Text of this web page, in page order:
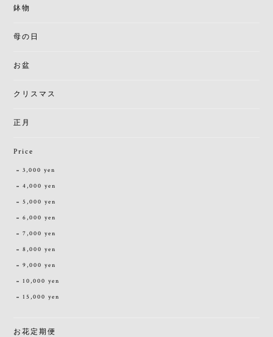
鉢物
母の日
お盆
クリスマス
正月
Price
3,000 yen
4,000 yen
5,000 yen
6,000 yen
7,000 yen
8,000 yen
9,000 yen
10,000 yen
15,000 yen
お花定期便